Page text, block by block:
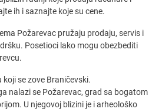
ih i saznajte koje su cene.
Požarevac pružaju prodaju, servis i
Posetioci lako mogu obezbediti
se zove Braničevski.
nalazi se Požarevac, grad sa bogatom
U njegovoj blizini je i arheološko